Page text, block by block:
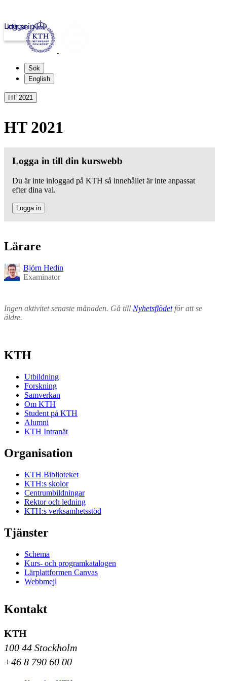
kth.se
Logga in
Sök
English
HT 2021
HT 2021
Logga in till din kurswebb
Du är inte inloggad på KTH så innehållet är inte anpassat
efter dina val.
Logga in
Lärare
Björn Hedin
Examinator
Ingen aktivitet senaste månaden. Gå till Nyhetsflödetför att se
äldre.
KTH
Utbildning
Forskning
Samverkan
Om KTH
Student på KTH
Alumni
KTH Intranät
Organisation
KTH Biblioteket
KTH:s skolor
Centrumbildningar
Rektor och ledning
KTH:s verksamhetsstöd
Tjänster
Schema
Kurs- och programkatalogen
Lärplattformen Canvas
Webbmejl
Kontakt
KTH
100 44 Stockholm
+46 8 790 60 00